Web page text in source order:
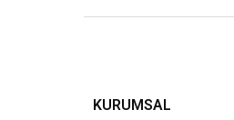
KURUMSAL